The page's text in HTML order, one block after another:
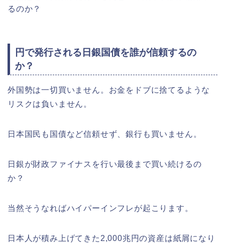
るのか？
円で発行される日銀国債を誰が信頼するの
か？
外国勢は一切買いません。お金をドブに捨てるような
リスクは負いません。
日本国民も国債など信頼せず、銀行も買いません。
日銀が財政ファイナスを行い最後まで買い続けるの
か？
当然そうなればハイパーインフレが起こります。
日本人が積み上げてきた2,000兆円の資産は紙屑になり